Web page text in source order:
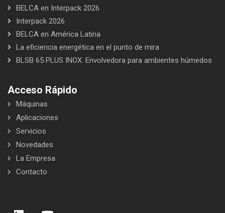
BELCA en Interpack 2026
Interpack 2026
BELCA en América Latina
La eficiencia energética en el punto de mira
BLSB 65 PLUS INOX. Envolvedora para ambientes húmedos
Acceso Rápido
Máquinas
Aplicaciones
Servicios
Novedades
La Empresa
Contacto